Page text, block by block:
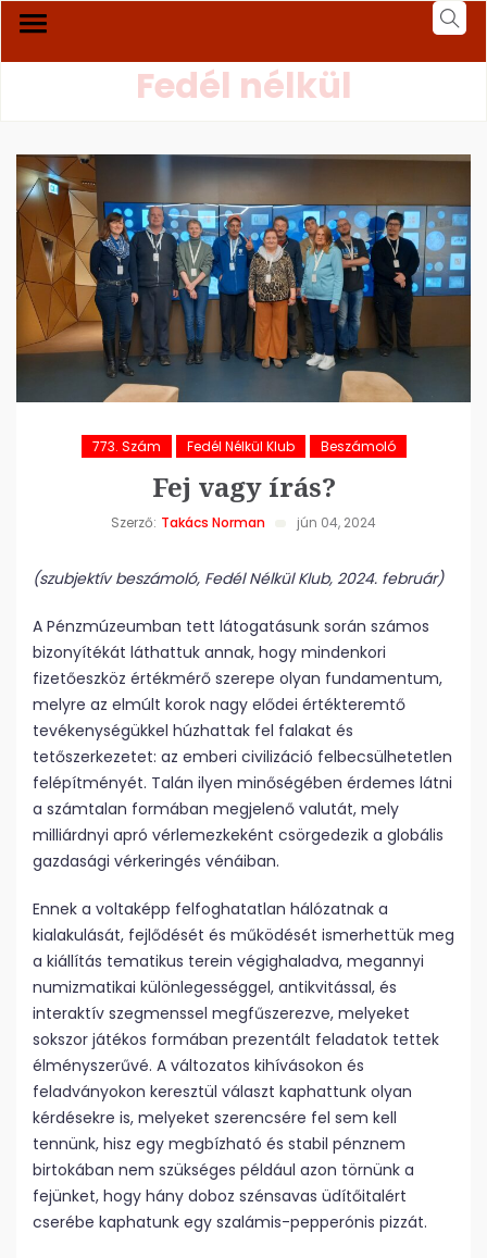
Fedél nélkül
773. Szám Fedél Nélkül Klub Beszámoló
Fej vagy írás?
Szerző: Takács Norman jún 04, 2024
(szubjektív beszámoló, Fedél Nélkül Klub, 2024. február)
A Pénzmúzeumban tett látogatásunk során számos
bizonyítékát láthattuk annak, hogy mindenkori
fizetőeszköz értékmérő szerepe olyan fundamentum,
melyre az elmúlt korok nagy elődei értékteremtő
tevékenységükkel húzhattak fel falakat és
tetőszerkezetet: az emberi civilizáció felbecsülhetetlen
felépítményét. Talán ilyen minőségében érdemes látni
a számtalan formában megjelenő valutát, mely
milliárdnyi apró vérlemezkeként csörgedezik a globális
gazdasági vérkeringés vénáiban.
Ennek a voltaképp felfoghatatlan hálózatnak a
kialakulását, fejlődését és működését ismerhettük meg
a kiállítás tematikus terein végighaladva, megannyi
numizmatikai különlegességgel, antikvitással, és
interaktív szegmenssel megfűszerezve, melyeket
sokszor játékos formában prezentált feladatok tettek
élményszerűvé. A változatos kihívásokon és
feladványokon keresztül választ kaphattunk olyan
kérdésekre is, melyeket szerencsére fel sem kell
tennünk, hisz egy megbízható és stabil pénznem
birtokában nem szükséges például azon törnünk a
fejünket, hogy hány doboz szénsavas üdítőitalért
cserébe kaphatunk egy szalámis-pepperónis pizzát.